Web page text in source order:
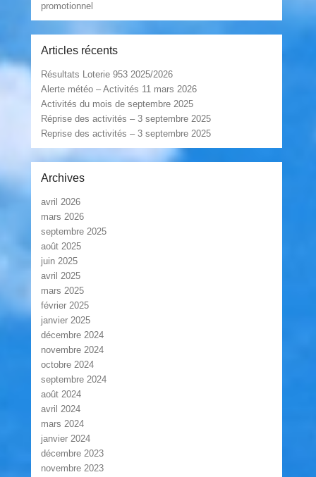
promotionnel
Articles récents
Résultats Loterie 953 2025/2026
Alerte météo – Activités 11 mars 2026
Activités du mois de septembre 2025
Réprise des activités – 3 septembre 2025
Reprise des activités – 3 septembre 2025
Archives
avril 2026
mars 2026
septembre 2025
août 2025
juin 2025
avril 2025
mars 2025
février 2025
janvier 2025
décembre 2024
novembre 2024
octobre 2024
septembre 2024
août 2024
avril 2024
mars 2024
janvier 2024
décembre 2023
novembre 2023